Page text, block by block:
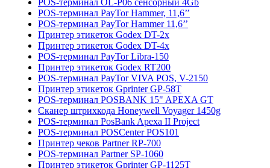
POS-терминал OL-P06 сенсорный 4Gb
POS-терминал PayTor Hammer, 11,6’’
POS-терминал PayTor Hammer 11,6’’
Принтер этикеток Godex DT-2x
Принтер этикеток Godex DT-4x
POS-терминал PayTor Libra-150
Принтер этикеток Godex RT200
POS-терминал PayTor VIVA POS, V-2150
Принтер этикеток Gprinter GP-58T
POS-терминал POSBANK 15" APEXA GT
Сканер штрихкода Honeywell Voyager 1450g
POS-терминал PosBank Apexa II Project
POS-терминал POSCenter POS101
Принтер чеков Partner RP-700
POS-терминал Partner SP-1060
Принтер этикеток Gprinter GP-1125T